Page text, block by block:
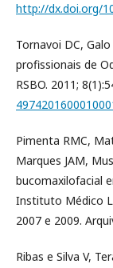
http://dx.doi.org/
Tornavoi DC,
profissionais de
RSBO. 2011;
Pimenta RMC,
Marques JAM,
bucomaxilofacial
Instituto Médico
2007 e 2009.
Ribas e Silva V,